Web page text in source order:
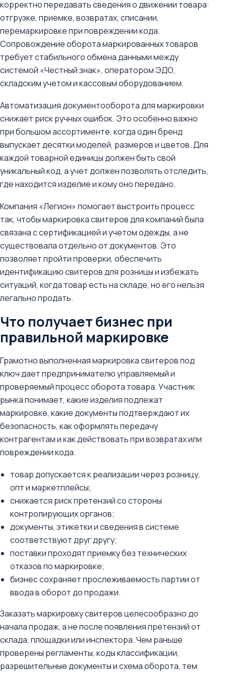
корректно передавать сведения о движении товара:
отгрузке, приемке, возвратах, списании,
перемаркировке при повреждении кода.
Сопровождение оборота маркированных товаров
требует стабильного обмена данными между
системой «Честный знак», оператором ЭДО,
складским учетом и кассовым оборудованием.
Автоматизация документооборота для маркировки
снижает риск ручных ошибок. Это особенно важно
при большом ассортименте, когда один бренд
выпускает десятки моделей, размеров и цветов. Для
каждой товарной единицы должен быть свой
уникальный код, а учет должен позволять отследить,
где находится изделие и кому оно передано.
Компания «Легион» помогает выстроить процесс
так, чтобы маркировка свитеров для компаний была
связана с сертификацией и учетом одежды, а не
существовала отдельно от документов. Это
позволяет пройти проверки, обеспечить
идентификацию свитеров для розницы и избежать
ситуаций, когда товар есть на складе, но его нельзя
легально продать.
Что получает бизнес при
правильной маркировке
Грамотно выполненная маркировка свитеров под
ключ дает предпринимателю управляемый и
проверяемый процесс оборота товара. Участник
рынка понимает, какие изделия подлежат
маркировке, какие документы подтверждают их
безопасность, как оформлять передачу
контрагентам и как действовать при возвратах или
повреждении кода.
товар допускается к реализации через розницу,
опт и маркетплейсы;
снижается риск претензий со стороны
контролирующих органов;
документы, этикетки и сведения в системе
соответствуют друг другу;
поставки проходят приемку без технических
отказов по маркировке;
бизнес сохраняет прослеживаемость партии от
ввода в оборот до продажи.
Заказать маркировку свитеров целесообразно до
начала продаж, а не после появления претензий от
склада, площадки или инспектора. Чем раньше
проверены регламенты, коды классификации,
разрешительные документы и схема оборота, тем